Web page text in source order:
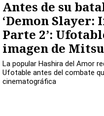
Antes de su
‘Demon
Parte 2’:
imagen de
La popular Hashira del Amor
Ufotable antes del combate
cinematográfica